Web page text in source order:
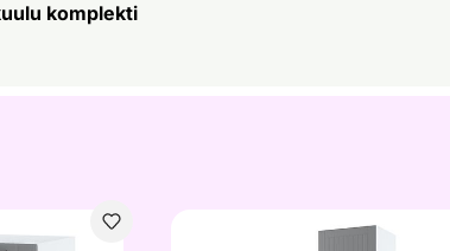
komplekti
cm Kõrge köögikapp